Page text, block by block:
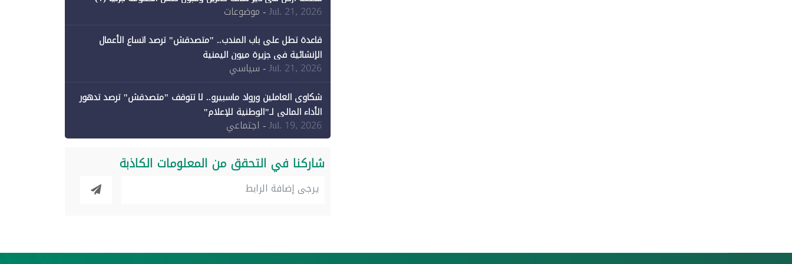
Jul. 21, 2026- موضوعات
قاعدة تطل على باب المندب.. "متصدقش" ترصد اتساع الأعمال
الإنشائية في جزيرة ميون اليمنية
Jul. 21, 2026- سياسي
شكاوى العاملين ورواد ماسبيرو.. لا تتوقف "متصدقش" ترصد تدهور
الأداء المالي لـ"الوطنية للإعلام"
Jul. 19, 2026- اجتماعي
شاركنا في التحقق من المعلومات الكاذبة